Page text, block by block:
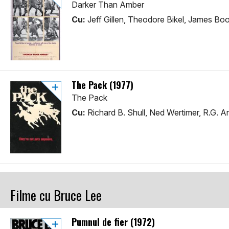
Darker Than Amber
Cu: Jeff Gillen, Theodore Bikel, James
The Pack (1977)
The Pack
Cu: Richard B. Shull, Ned Wertimer, R.G.
Filme cu Bruce Lee
Pumnul de fier (1972)